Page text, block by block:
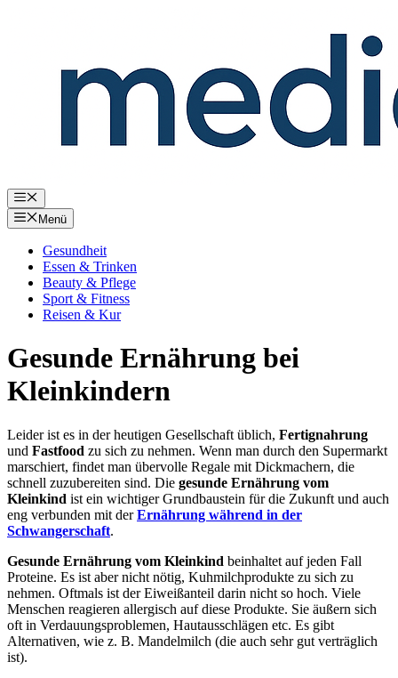
Menü
Menü
Gesundheit
Essen & Trinken
Beauty & Pflege
Sport & Fitness
Reisen & Kur
Gesunde Ernährung bei
Kleinkindern
Leider ist es in der heutigen Gesellschaft üblich, Fertignahrung
und Fastfood zu sich zu nehmen. Wenn man durch den Supermarkt
marschiert, findet man übervolle Regale mit Dickmachern, die
schnell zuzubereiten sind. Die gesunde Ernährung vom
Kleinkind ist ein wichtiger Grundbaustein für die Zukunft und auch
eng verbunden mit derErnährung während in der
Schwangerschaft.
Gesunde Ernährung vom Kleinkind beinhaltet auf jeden Fall
Proteine. Es ist aber nicht nötig, Kuhmilchprodukte zu sich zu
nehmen. Oftmals ist der Eiweißanteil darin nicht so hoch. Viele
Menschen reagieren allergisch auf diese Produkte. Sie äußern sich
oft in Verdauungsproblemen, Hautausschlägen etc. Es gibt
Alternativen, wie z. B. Mandelmilch (die auch sehr gut verträglich
ist).